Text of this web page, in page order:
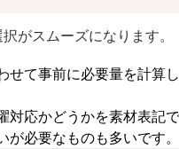
がスムーズになります。
せて事前に必要量を計算
応かどうかを素材表記で
必要なものも多いです。